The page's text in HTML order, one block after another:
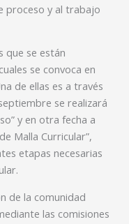
proceso y al trabajo
que se están
se convoca en
de ellas es a través
se realizará
y en otra fecha a
Malla Curricular”,
etapas necesarias
de la comunidad
las comisiones